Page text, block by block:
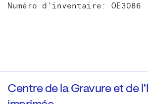
Numéro d'inventaire: OE3086
Centre de la Gravure et de